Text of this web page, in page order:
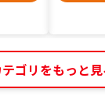
ゴリをもっと見